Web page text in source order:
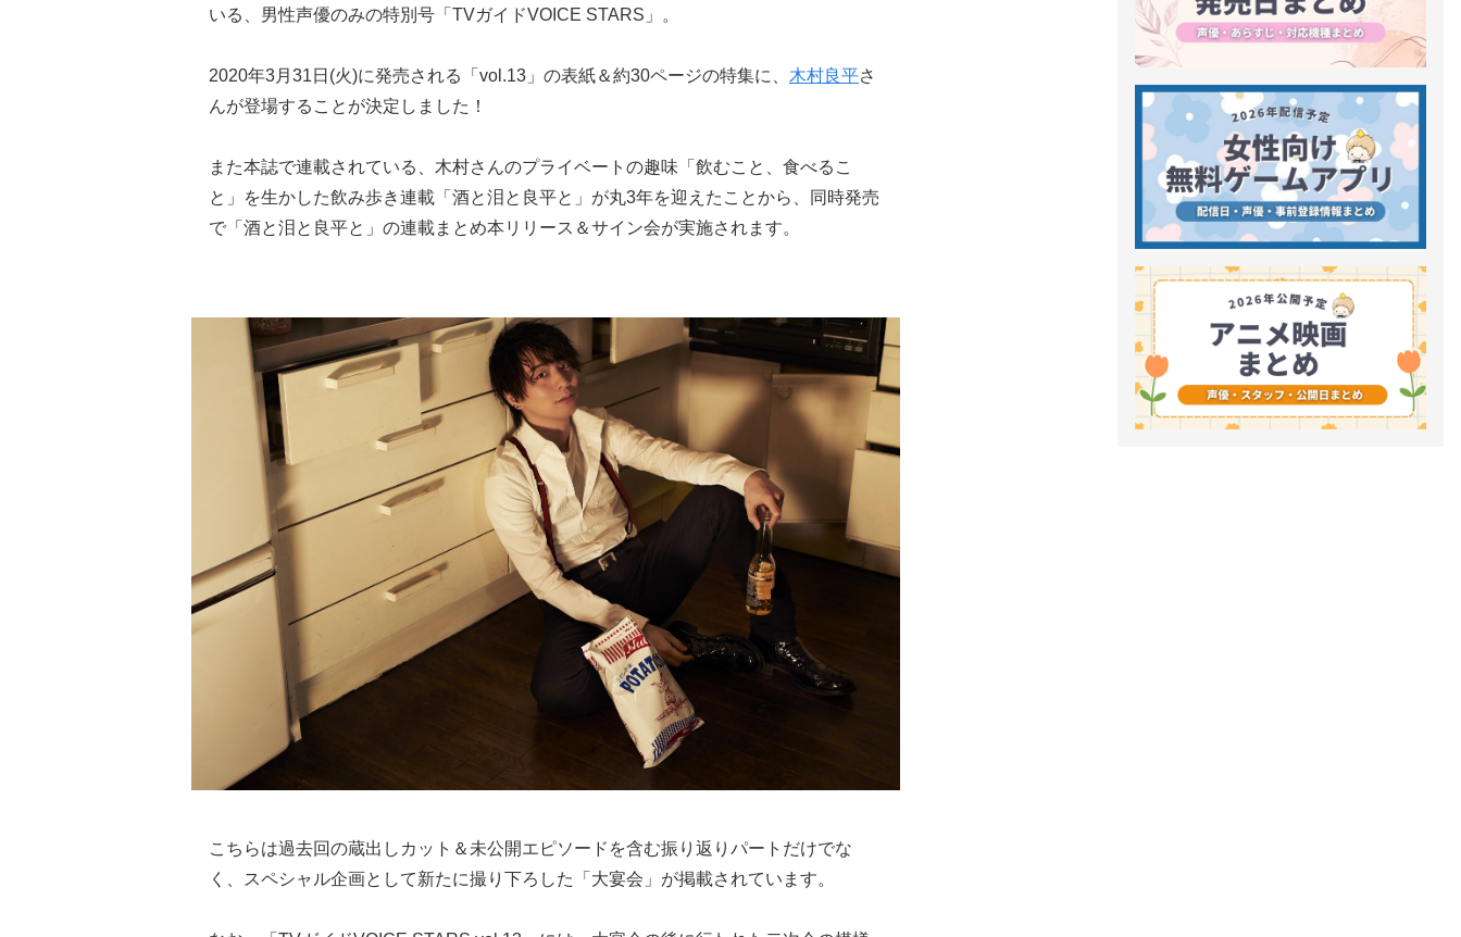
いる、男性声優のみの特別号「TVガイドVOICE STARS」。
2020年3月31日(火)に発売される「vol.13」の表紙＆約30ページの特集に、 木村良平さ
んが登場することが決定しました！
また本誌で連載されている、木村さんのプライベートの趣味「飲むこと、食べるこ
と」を生かした飲み歩き連載「酒と泪と良平と」が丸3年を迎えたことから、同時発売
で「酒と泪と良平と」の連載まとめ本リリース＆サイン会が実施されます。
こちらは過去回の蔵出しカット＆未公開エピソードを含む振り返りパートだけでな
く、スペシャル企画として新たに撮り下ろした「大宴会」が掲載されています。